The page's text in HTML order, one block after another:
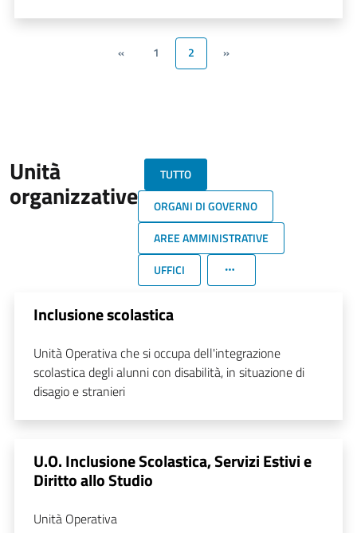
« 1 2 »
Unità
organizzative
TUTTO
ORGANI DI GOVERNO
AREE AMMINISTRATIVE
UFFICI
Inclusione scolastica
Unità Operativa che si occupa dell'integrazione
scolastica degli alunni con disabilità, in situazione di
disagio e stranieri
U.O. Inclusione Scolastica, Servizi Estivi e
Diritto allo Studio
Unità Operativa